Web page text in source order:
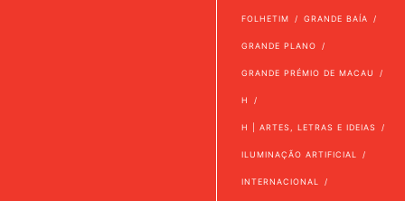
FOLHETIM GRANDE BAÍA
GRANDE PLANO
GRANDE PRÉMIO DE MACAU
H
H | ARTES, LETRAS E IDEIAS
ILUMINAÇÃO ARTIFICIAL
INTERNACIONAL